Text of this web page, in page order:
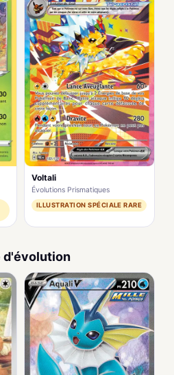
Voltali
Évolutions Prismatiques
ILLUSTRATION SPÉCIALE RARE
d'évolution